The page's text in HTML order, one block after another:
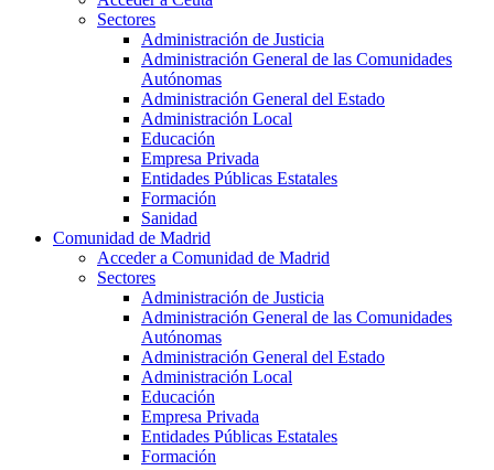
Sectores
Administración de Justicia
Administración General de las Comunidades
Autónomas
Administración General del Estado
Administración Local
Educación
Empresa Privada
Entidades Públicas Estatales
Formación
Sanidad
Comunidad de Madrid
Acceder a Comunidad de Madrid
Sectores
Administración de Justicia
Administración General de las Comunidades
Autónomas
Administración General del Estado
Administración Local
Educación
Empresa Privada
Entidades Públicas Estatales
Formación